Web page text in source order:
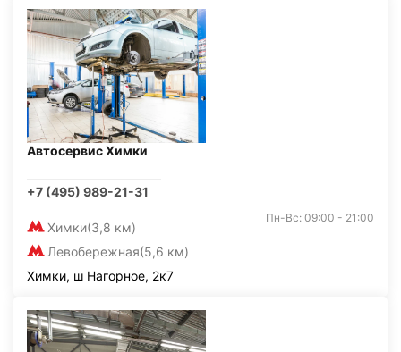
Автосервис Химки
+7 (495) 989-21-31
Химки(3,8 км)
Левобережная(5,6 км)
Пн-Вс: 09:00 - 21:00
Химки, ш Нагорное, 2к7